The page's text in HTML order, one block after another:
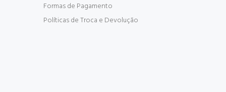
Formas de Pagamento
Políticas de Troca e Devolução